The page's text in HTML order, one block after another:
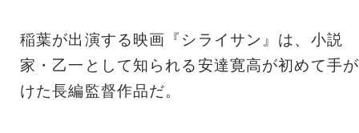
稲葉が出演する映画『シライサン』は、小説
家・乙一として知られる安達寛高が初めて手が
けた長編監督作品だ。